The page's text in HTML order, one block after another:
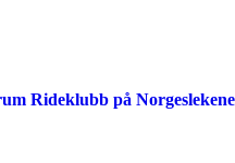
Rideklubb på Norgeslekene